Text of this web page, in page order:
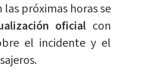
las próximas horas se
oficial con
el incidente y el